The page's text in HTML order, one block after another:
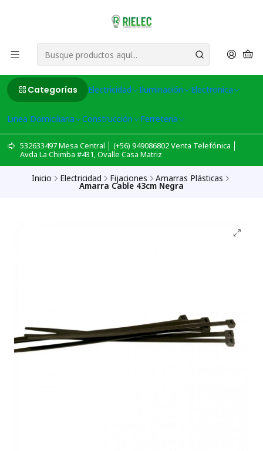
Categorías Electricidad Iluminación Electronica
Linea Domiciliaria Construcción Ferreteria
532633497 Mesa Central │ (+56) 949086802 Venta Telefónica │
Avda La Chimba #431, Ovalle Casa Matriz
Inicio Electricidad Fijaciones Amarras Plásticas
Amarra Cable 43cm Negra